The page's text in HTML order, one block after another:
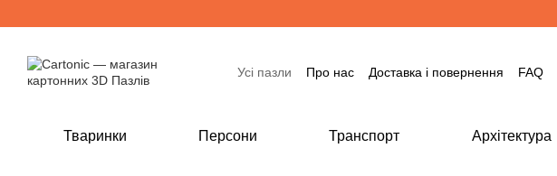
Усі пазли Про нас Доставка і повернення FAQ
Тваринки Персони Транспорт Архітектура